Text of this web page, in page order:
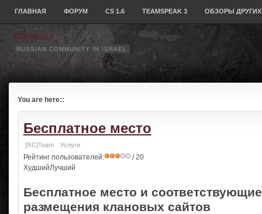
CStrike.co.il
RUSSIAN COMMUNITY IN ISRAEL
ГЛАВНАЯ ФОРУМ CS 1.6 TEAMSPEAK 3 ОБЗОРЫ ДРУГИХ
You are here::
Бесплатное место
[RC]Team Услуги
Рейтинг пользователей:
/ 20
ХудшийЛучший
Бесплатное место и
размещения клановых сайтов